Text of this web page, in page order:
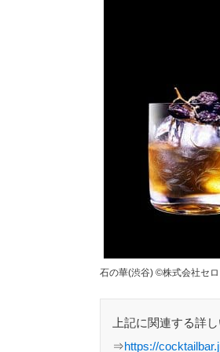
石の華(渋谷) ©︎株式会社セロ
上記に関連する詳
⇒https://